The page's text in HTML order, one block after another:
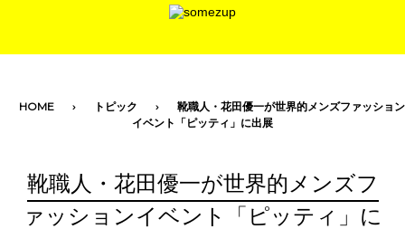
HOME トピック
靴職人・花田優一が世界的メンズファッション
イベント「ピッティ」に出展
靴職人・花田優一が世界的メンズフ
ァッションイベント「ピッティ」に